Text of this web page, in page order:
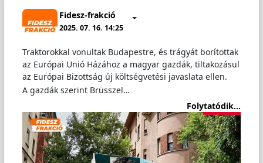
Fidesz-frakció
2025. 07. 16. 14:25
Traktorokkal vonultak Budapestre, és trágyát borítottak
az Európai Unió Házához a magyar gazdák, tiltakozásul
az Európai Bizottság új költségvetési javaslata ellen.
A gazdák szerint Brüsszel…
Folytatódik...